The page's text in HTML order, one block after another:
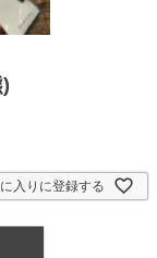
入りに登録する